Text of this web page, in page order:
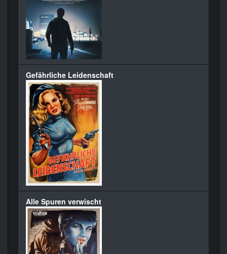
Gefährliche Leidenschaft
Alle Spuren verwischt